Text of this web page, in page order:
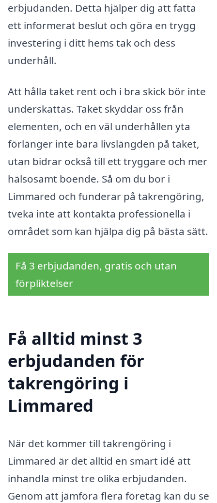
erbjudanden. Detta hjälper dig att fatta
ett informerat beslut och göra en trygg
investering i ditt hems tak och dess
underhåll.
Att hålla taket rent och i bra skick bör inte
underskattas. Taket skyddar oss från
elementen, och en väl underhållen yta
förlänger inte bara livslängden på taket,
utan bidrar också till ett tryggare och mer
hälsosamt boende. Så om du bor i
Limmared och funderar på takrengöring,
tveka inte att kontakta professionella i
området som kan hjälpa dig på bästa sätt.
Få 3 erbjudanden, gratis och utan
förpliktelser
Få alltid minst 3
erbjudanden för
takrengöring i
Limmared
När det kommer till takrengöring i
Limmared är det alltid en smart idé att
inhandla minst tre olika erbjudanden.
Genom att jämföra flera företag kan du se